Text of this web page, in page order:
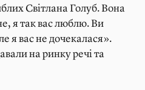
Світлана Голуб. Вона
я так вас люблю. Ви
я вас не дочекалася».
на ринку речі та